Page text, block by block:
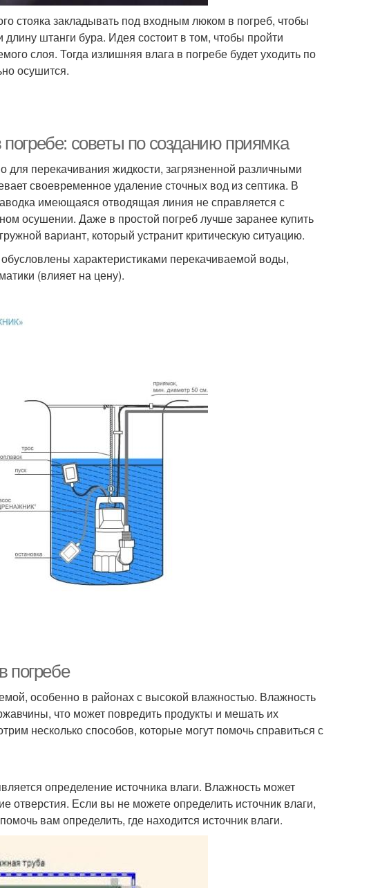
стояка закладывать под входным люком в погреб, чтобы
штанги бура. Идея состоит в том, чтобы пройти
слоя. Тогда излишняя влага в погребе будет уходить по
осушится.
советы по созданию приямка
для перекачивания жидкости, загрязненной различными
своевременное удаление сточных вод из септика. В
имеющаяся отводящая линия не справляется с
осушении. Даже в простой погреб лучше заранее купить
вариант, который устранит критическую ситуацию.
характеристиками перекачиваемой воды,
(влияет на цену).
погребе
особенно в районах с высокой влажностью. Влажность
что может повредить продукты и мешать их
несколько способов, которые могут помочь справиться с
определение источника влаги. Влажность может
отверстия. Если вы не можете определить источник влаги,
вам определить, где находится источник влаги.